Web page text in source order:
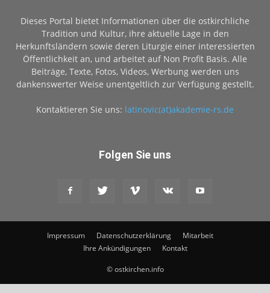
Dieses Portal bietet Informationen über die ostkirchliche
Tradition und Kultur, ihre aktuelle Lage in den
Herkunftsländern sowie deren Liturgie einer interessierten
Öffentlichkeit an, und arbeitet auf Non Profit Basis. Alle
Beiträge, Texte, Fotos, Videos, Werbung werden uns
dankenswerter Weise unentgeltlich zur Verfügung gestellt.
Kontaktieren Sie uns: latinovic(at)akademie-rs.de
Folgen Sie uns
Impressum Datenschutzerklärung
Mitarbeit
Ihre Ankündigungen
Kontakt
© ostkirchen.info